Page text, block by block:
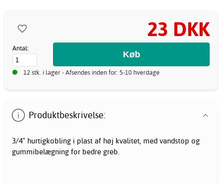
23 DKK
Antal:
12 stk. i lager - Afsendes inden for: 5-10 hverdage
Produktbeskrivelse:
3/4" hurtigkobling i plast af høj kvalitet, med vandstop og
gummibelægning for bedre greb.